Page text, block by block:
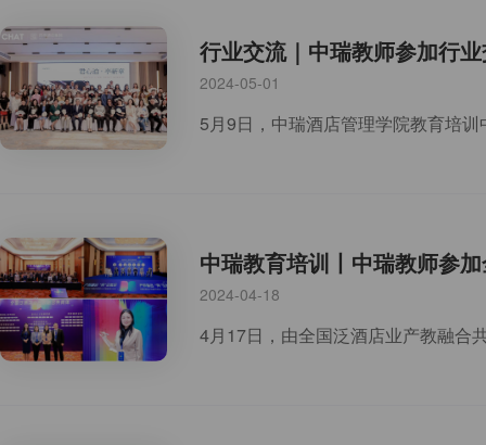
行业交流｜中瑞教师参加行
2024-05-01
中瑞教育培训丨中瑞教师参
2024-04-18